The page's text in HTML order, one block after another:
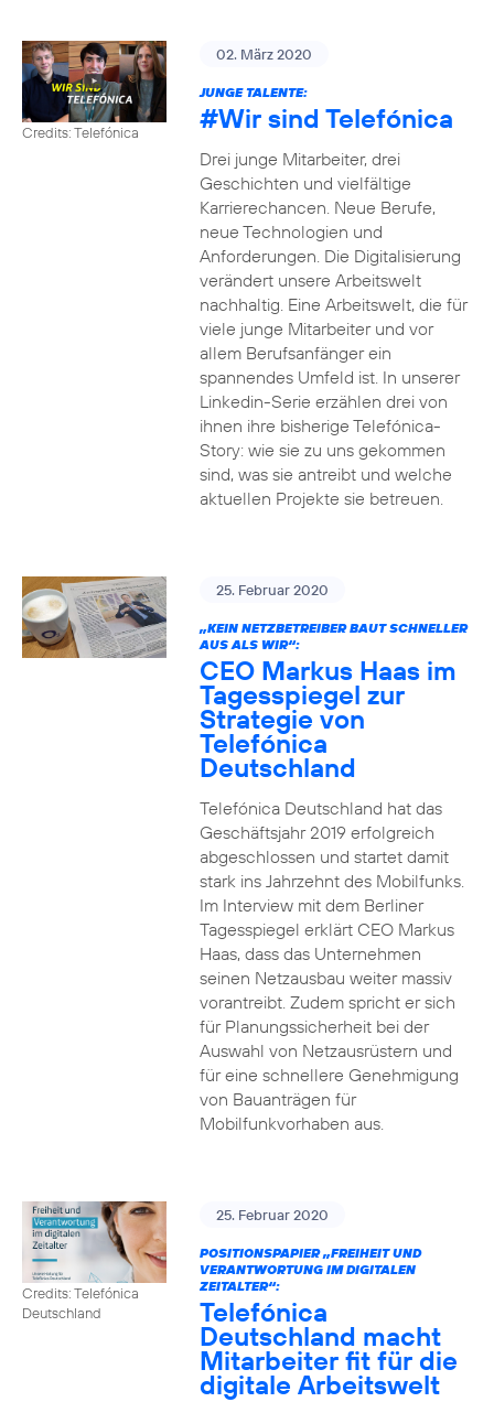
Credits: Telefónica
02. März 2020
JUNGE TALENTE:
#Wirsind Telefónica
Drei junge Mitarbeiter, drei
Geschichten und vielfältige
Karrierechancen. Neue Berufe,
neue Technologien und
Anforderungen. Die Digitalisierung
verändert unsere Arbeitswelt
nachhaltig. Eine Arbeitswelt, die für
viele junge Mitarbeiter und vor
allem Berufsanfänger ein
spannendes Umfeld ist. In unserer
Linkedin-Serie erzählen drei von
ihnen ihre bisherige Telefónica-
Story: wie sie zu uns gekommen
sind, was sie antreibt und welche
aktuellen Projekte sie betreuen.
25. Februar 2020
„KEIN NETZBETREIBER BAUT SCHNELLER
AUS ALS WIR“:
CEO Markus Haas im
Tagesspiegel zur
Strategie von
Telefónica
Deutschland
Telefónica Deutschland hat das
Geschäftsjahr 2019 erfolgreich
abgeschlossen und startet damit
stark ins Jahrzehnt des Mobilfunks.
Im Interview mit dem Berliner
Tagesspiegel erklärt CEO Markus
Haas, dass das Unternehmen
seinen Netzausbau weiter massiv
vorantreibt. Zudem spricht er sich
für Planungssicherheit bei der
Auswahl von Netzausrüstern und
für eine schnellere Genehmigung
von Bauanträgen für
Mobilfunkvorhaben aus.
Credits: Telefónica
Deutschland
25. Februar 2020
POSITIONSPAPIER „FREIHEIT UND
VERANTWORTUNG IM DIGITALEN
ZEITALTER“:
Telefónica
Deutschland macht
Mitarbeiter fit für die
digitale Arbeitswelt